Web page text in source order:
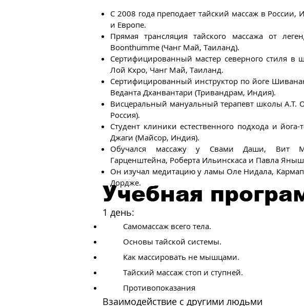
С 2008 года преподает тайский массаж в России,
и Европе.
Прямая трансляция тайского массажа от
Boonthumme (Чанг Май, Таиланд).
Сертифицированный мастер северного стиля в
Лой Кхро, Чанг Май, Таиланд.
Сертифицированный инструктор по йоге
Веданта Дханвантари (Тривандрам, Индия).
Висцеральный мануальный терапевт школы А.Т.
Россия).
Студент клиники естественного подхода и йога-
Джаги (Майсор, Индия).
Обучался массажу у Свами Даши, Вит
Гарценштейна, Роберта Ильинскаса и Павла
Он изучал медитацию у ламы Оле Нидала,
Дордже.
Учебная
1 день:
Самомассаж всего тела.
Основы тайской системы.
Как массировать не мышцами.
Тайский массаж стоп и ступней.
Противопоказания
Взаимодействие с другими людьми